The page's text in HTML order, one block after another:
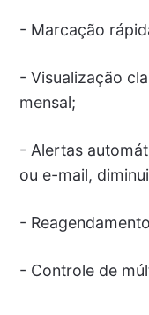
- Marcação
- Visualização
mensal;
- Alertas
ou e-mail,
-
- Controle de